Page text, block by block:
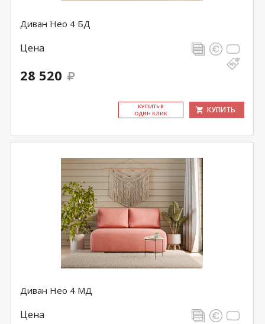
Диван Нео 4 БД
Цена
28 520
КУ­ПИТЬ В
ОДИН КЛИК
КУПИТЬ
Диван Нео 4 МД
Цена